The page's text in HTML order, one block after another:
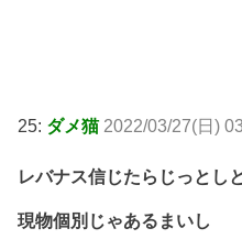
25: ダメ猫 2022/03/27(日)
レバナス信じたらじっとし
現物個別じゃあるまいし